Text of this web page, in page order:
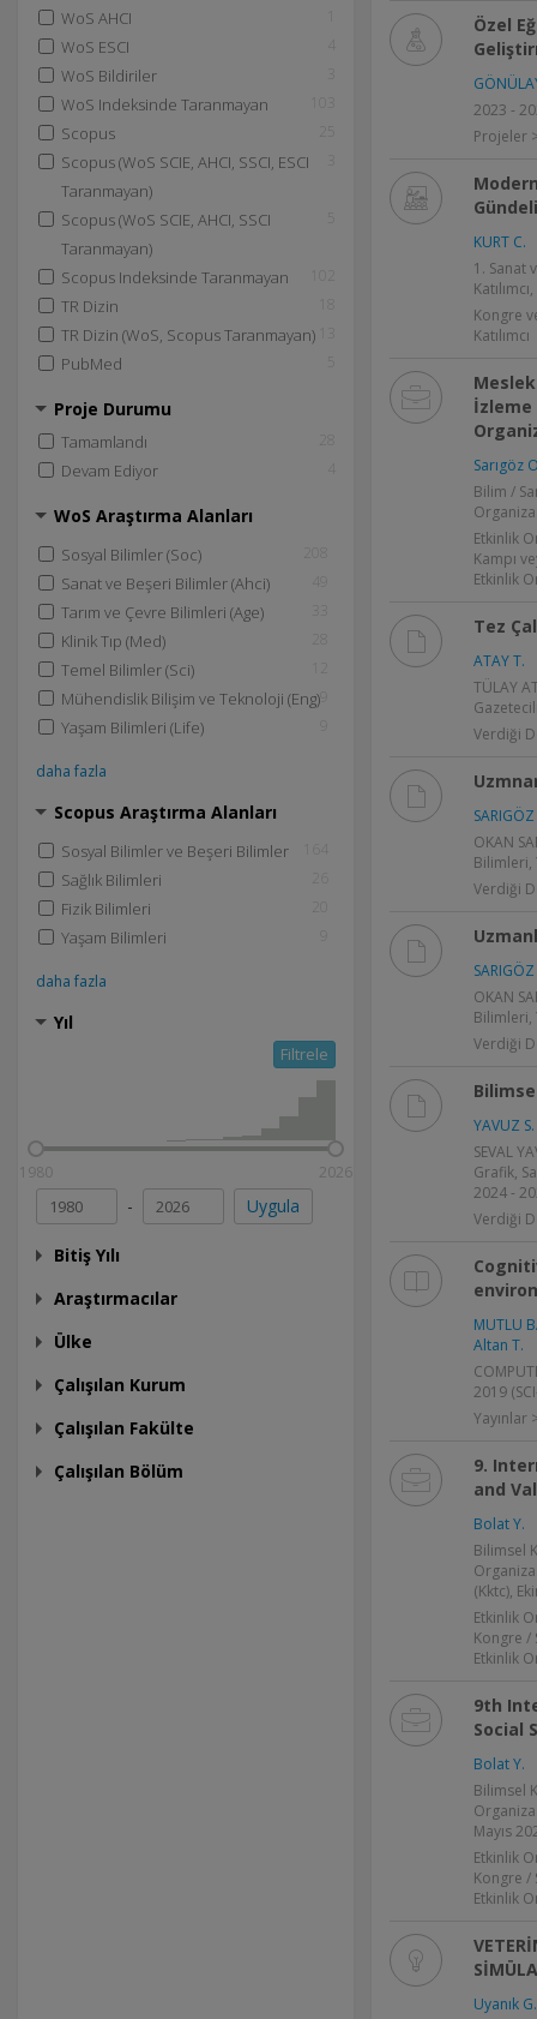
WoS AHCI
WoS ESCI
WoS Bildiriler
WoS Indeksinde Taranmayan
Scopus
Scopus (WoS SCIE, AHCI, SSCI, ESCI
Taranmayan)
Scopus (WoS SCIE, AHCI, SSCI
Taranmayan)
Scopus Indeksinde Taranmayan
TR Dizin
TR Dizin (WoS, Scopus Taranmayan)
PubMed
Proje Durumu
Tamamlandı
Devam Ediyor
WoS Araştırma Alanları
Sosyal Bilimler (Soc)
Sanat ve Beşeri Bilimler (Ahci)
Tarım ve Çevre Bilimleri (Age)
Klinik Tıp (Med)
Temel Bilimler (Sci)
Mühendislik Bilişim ve Teknoloji (Eng)
Yaşam Bilimleri (Life)
daha fazla
Scopus Araştırma Alanları
Sosyal Bilimler ve Beşeri Bilimler
Sağlık Bilimleri
Fizik Bilimleri
Yaşam Bilimleri
daha fazla
Yıl
Filtrele
1980 2026
- Uygula
Bitiş Yılı
Araştırmacılar
Ülke
Çalışılan Kurum
Çalışılan Fakülte
Çalışılan Bölüm
Özel
2023 -
Projeler
KURT C.
1. Sanat
Kongre
Katılımcı
İzleme
Sarıgöz
Bilim /
Etkinlik
Kampı
Etkinlik
Tez
ATAY T.
TÜLAY
Verdiği
OKAN
Bilimleri,
Verdiği
OKAN
Bilimleri,
Verdiği
YAVUZ S.
SEVAL
Grafik,
2024 -
Verdiği
MUTLU
Altan T.
2019
Yayınlar
9.
and
Bolat Y.
Bilimsel
(Kktc),
Etkinlik
Kongre /
Etkinlik
9th
Social
Bolat Y.
Bilimsel
Mayıs
Etkinlik
Kongre /
Etkinlik
Uyanık G.